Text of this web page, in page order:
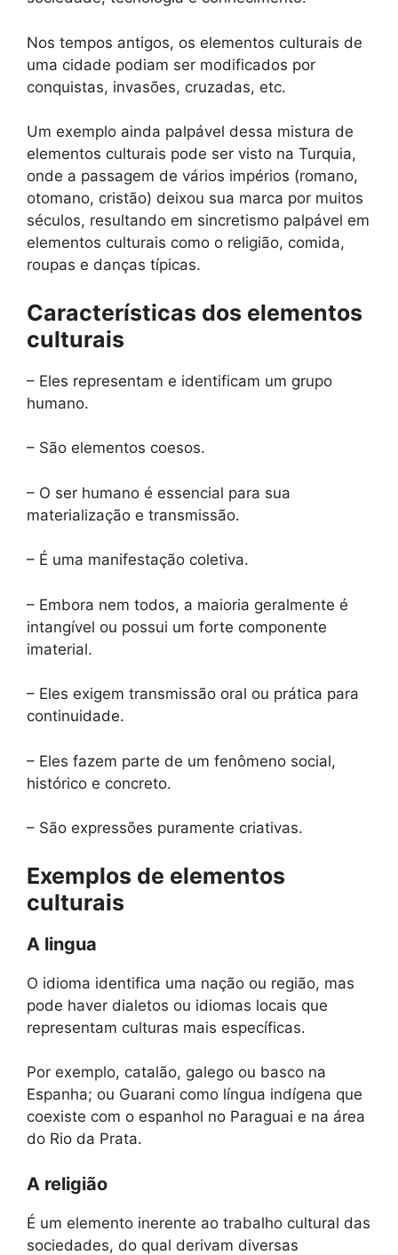
Nos tempos antigos, os elementos culturais de
uma cidade podiam ser modificados por
conquistas, invasões, cruzadas, etc.
Um exemplo ainda palpável dessa mistura de
elementos culturais pode ser visto na Turquia,
onde a passagem de vários impérios (romano,
otomano, cristão) deixou sua marca por muitos
séculos, resultando em sincretismo palpável em
elementos culturais como o religião, comida,
roupas e danças típicas.
Características dos elementos
culturais
– Eles representam e identificam um grupo
humano.
– São elementos coesos.
– O ser humano é essencial para sua
materialização e transmissão.
– É uma manifestação coletiva.
– Embora nem todos, a maioria geralmente é
intangível ou possui um forte componente
imaterial.
– Eles exigem transmissão oral ou prática para
continuidade.
– Eles fazem parte de um fenômeno social,
histórico e concreto.
– São expressões puramente criativas.
Exemplos de elementos
culturais
A lingua
O idioma identifica uma nação ou região, mas
pode haver dialetos ou idiomas locais que
representam culturas mais específicas.
Por exemplo, catalão, galego ou basco na
Espanha; ou Guarani como língua indígena que
coexiste com o espanhol no Paraguai e na área
do Rio da Prata.
A religião
É um elemento inerente ao trabalho cultural das
sociedades, do qual derivam diversas